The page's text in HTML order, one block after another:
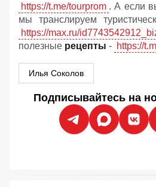
https://t.me/tourprom . А если
мы транслируем
https://max.ru/
полезные рецепты - https://
Илья Соколов
Подписывайтесь на